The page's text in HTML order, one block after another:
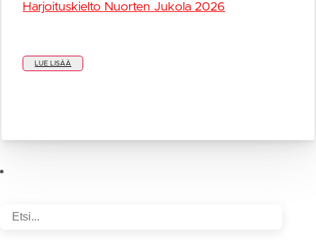
Harjoituskielto Nuorten Jukola 2026
LUE LISÄÄ